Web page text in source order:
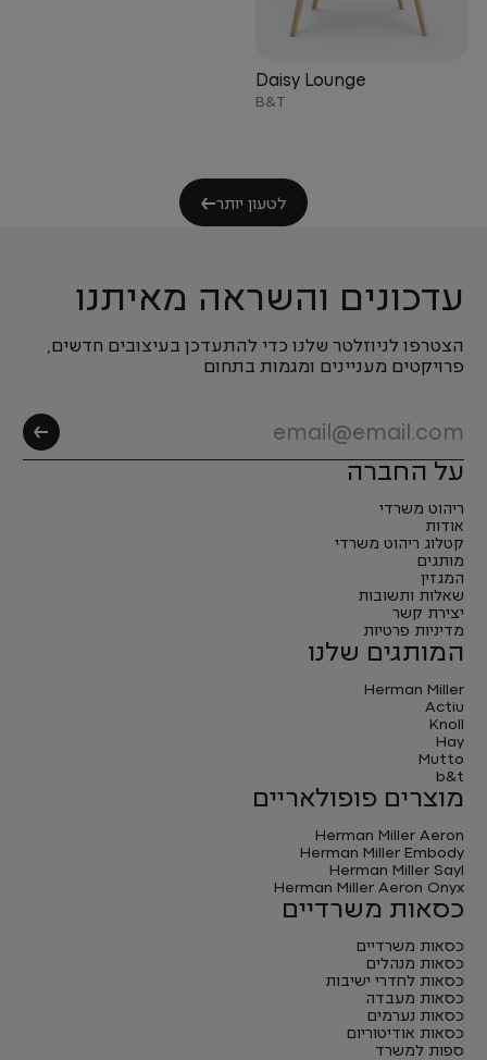
Daisy Lounge
B&T
לטעון יותר
עדכונים והשראה מאיתנו
הצטרפו לניוזלטר שלנו כדי להתעדכן בעיצובים חדשים,
פרויקטים מעניינים ומגמות בתחום
על החברה
ריהוט משרדי
אודות
קטלוג ריהוט משרדי
מותגים
המגזין
שאלות ותשובות
יצירת קשר
מדיניות פרטיות
המותגים שלנו
Herman Miller
Actiu
Knoll
Hay
Mutto
b&t
מוצרים פופולאריים
Herman Miller Aeron
Herman Miller Embody
Herman Miller Sayl
Herman Miller Aeron Onyx
כסאות משרדיים
כסאות משרדיים
כסאות מנהלים
כסאות לחדרי ישיבות
כסאות מעבדה
כסאות נערמים
כסאות אודיטוריום
ספות למשרד